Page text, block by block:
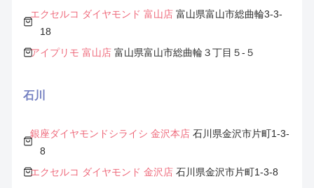
エクセルコ ダイヤモンド 富山店 富山県富山市総曲輪3-3-
18
アイプリモ 富山店 富山県富山市総曲輪３丁目５-５
石川
銀座ダイヤモンドシライシ 金沢本店 石川県金沢市片町1-3-
8
エクセルコ ダイヤモンド 金沢店 石川県金沢市片町1-3-8